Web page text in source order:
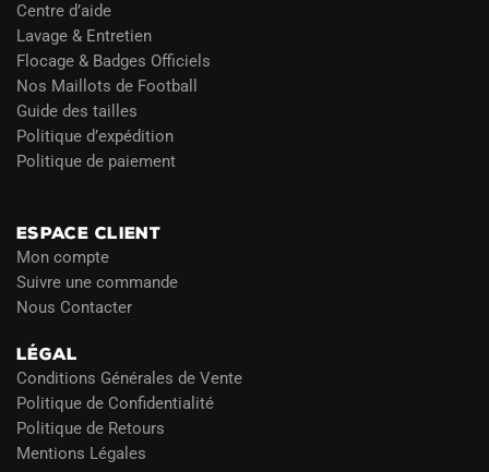
Centre d’aide
Lavage & Entretien
Flocage & Badges Officiels
Nos Maillots de Football
Guide des tailles
Politique d’expédition
Politique de paiement
ESPACE CLIENT
Mon compte
Suivre une commande
Nous Contacter
LÉGAL
Conditions Générales de Vente
Politique de Confidentialité
Politique de Retours
Mentions Légales